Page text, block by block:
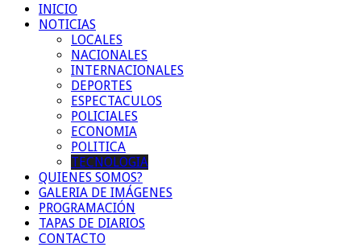
INICIO
NOTICIAS
LOCALES
NACIONALES
INTERNACIONALES
DEPORTES
ESPECTACULOS
POLICIALES
ECONOMIA
POLITICA
TECNOLOGIA
QUIENES SOMOS?
GALERIA DE IMÁGENES
PROGRAMACIÓN
TAPAS DE DIARIOS
CONTACTO